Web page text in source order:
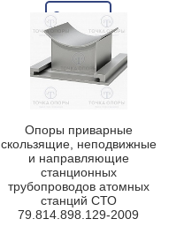
Заказать
Опоры приварные
скользящие, неподвижные
и направляющие
станционных
трубопроводов атомных
станций СТО
79.814.898.129-2009